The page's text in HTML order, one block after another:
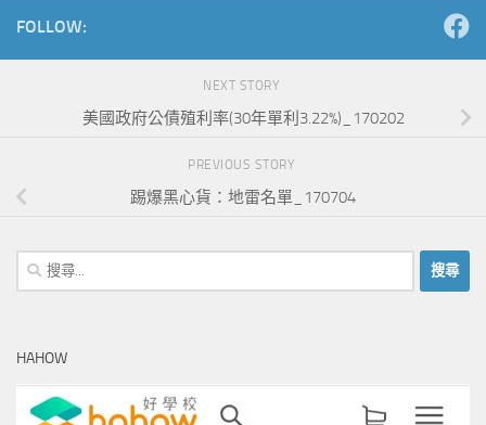
FOLLOW:
NEXT STORY
美國政府公債殖利率(30年單利3.22%)_170202
PREVIOUS STORY
踢爆黑心貨：地雷名單_170704
搜
尋
字:
HAHOW